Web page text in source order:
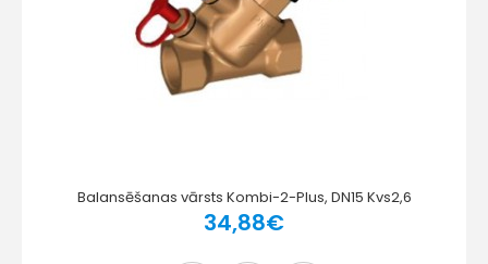
Balansēšanas vārsts Kombi-2-Plus, DN15 Kvs2,6
34,88€